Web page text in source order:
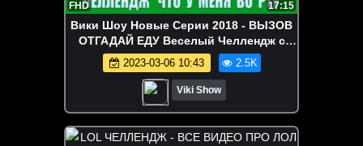
FHD 17:15
Вики Шоу Новые Серии 2018 - ВЫЗОВ
ОТГАДАЙ ЕДУ Веселый Челлендж с
едой What's in my mouth Challenge /
Вики Шоу
2023-03-06 10:43 2.5K
Viki Show